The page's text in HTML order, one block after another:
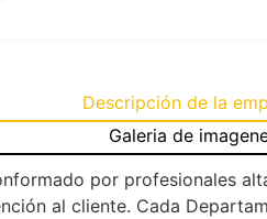
Descripción de la
Galeria de
por profesionales
al cliente. Cada